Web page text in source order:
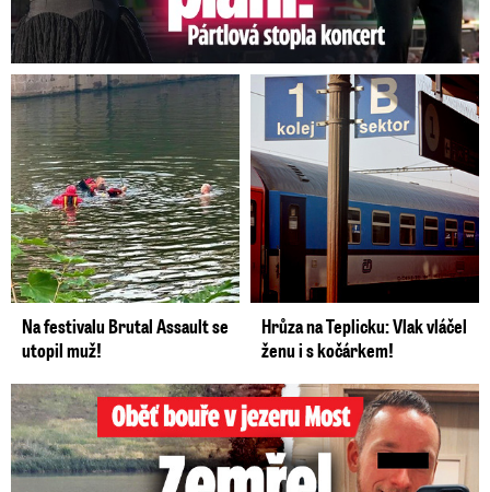
Na festivalu Brutal Assault se
utopil muž!
Hrůza na Teplicku: Vlak vláčel
ženu i s kočárkem!
Oběť bouře v jezeru Most: Zemřel táta Dominik (†28)